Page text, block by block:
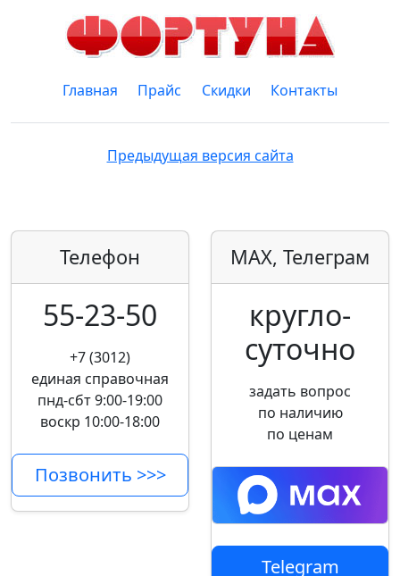
Главная Прайс Скидки Контакты
Предыдущая версия сайта
Телефон
55-23-50
+7 (3012)
единая справочная
пнд-сбт 9:00-19:00
воскр 10:00-18:00
Позвонить >>>
MAX, Телеграм
кругло­
суточно
задать вопрос
по наличию
по ценам
Telegram